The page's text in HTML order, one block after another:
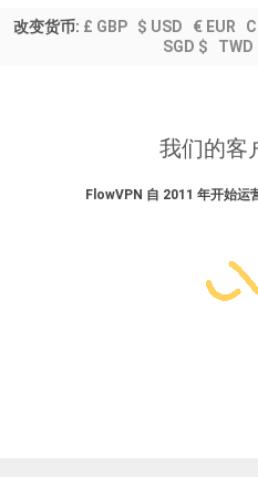
改变货币: £ GBP $ USD € EUR
SGD $
TWD
我们的客
FlowVPN 自 2011 年开始运